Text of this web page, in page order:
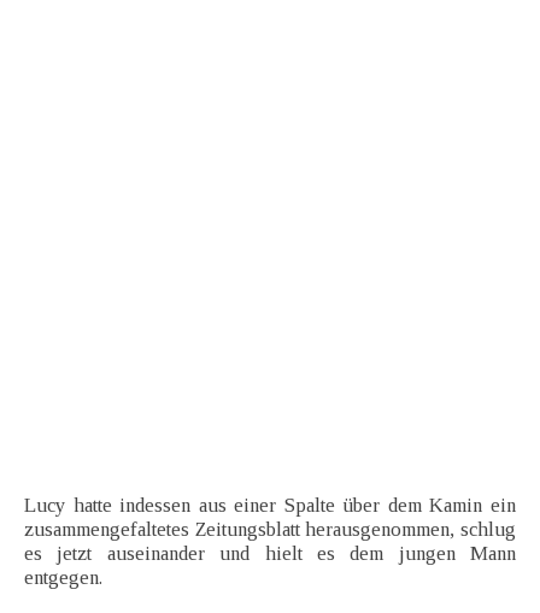
Lucy hatte indessen aus einer Spalte über dem Kamin ein
zusammengefaltetes Zeitungsblatt herausgenommen, schlug
es jetzt auseinander und hielt es dem jungen Mann
entgegen.